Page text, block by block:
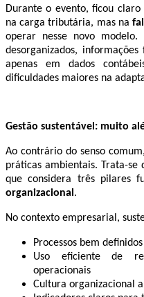
Durante o evento, ficou
na carga tributária, mas na
operar nesse novo modelo.
desorganizados,
apenas em dados
dificuldades maiores na
Gestão sustentável: muito
Ao contrário do senso
práticas ambientais. Trata-se
que considera três pilares
organizacional .
No contexto empresarial,
Processos bem
Uso eficiente de
operacionais
Cultura organizacional